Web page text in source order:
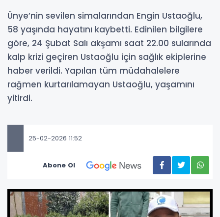
Ünye’nin sevilen simalarından Engin Ustaoğlu,
58 yaşında hayatını kaybetti. Edinilen bilgilere
göre, 24 Şubat Salı akşamı saat 22.00 sularında
kalp krizi geçiren Ustaoğlu için sağlık ekiplerine
haber verildi. Yapılan tüm müdahalelere
rağmen kurtarılamayan Ustaoğlu, yaşamını
yitirdi.
25-02-2026 11:52
Abone Ol